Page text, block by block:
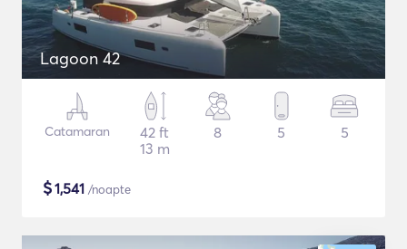
Lagoon 42
Catamaran
42 ft
13 m
8 5 5
$1,541 /noapte